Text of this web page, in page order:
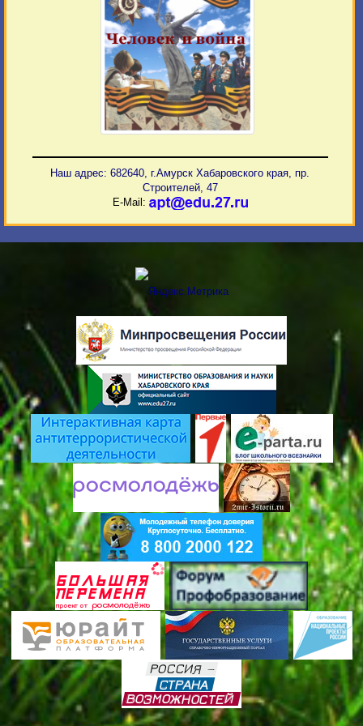
Наш адрес: 682640, г.Амурск Хабаровского края, пр.
Строителей, 47
E-Mail: